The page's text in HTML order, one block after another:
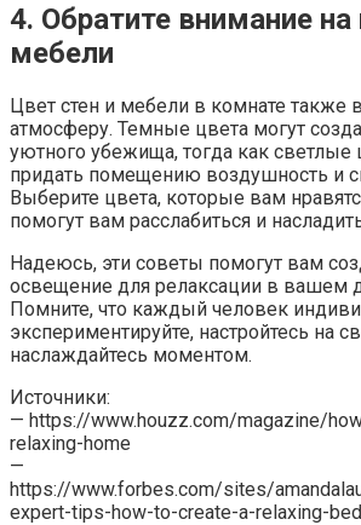
4. Обратите внимание на
мебели
Цвет стен и мебели в комнате также
атмосферу. Темные цвета могут
уютного убежища, тогда как светлые
придать помещению воздушность и
Выберите цвета, которые вам
помогут вам расслабиться и
Надеюсь, эти советы помогут вам
освещение для релаксации в вашем
Помните, что каждый человек
экспериментируйте, настройтесь на
наслаждайтесь моментом.
Источники:
— https://www.houzz.com/magazine/
relaxing-home
—
https://www.forbes.com/sites/
expert-tips-how-to-create-a-relaxing-